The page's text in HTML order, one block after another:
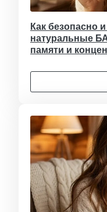
Как безопасно
натуральные
памяти и